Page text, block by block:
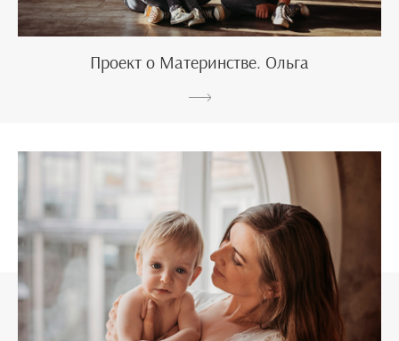
Проект о Материнстве. Ольга